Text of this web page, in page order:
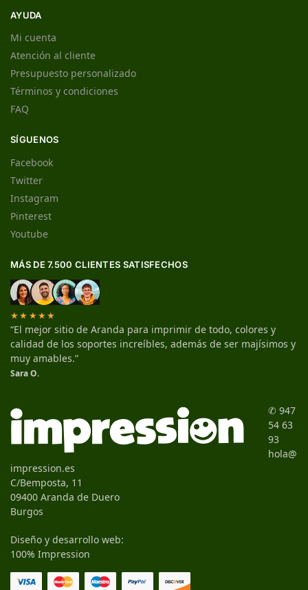
AYUDA
Mi cuenta
Atención al cliente
Presupuesto personalizado
Términos y condiciones
FAQ
SÍGUENOS
Facebook
Twitter
Instagram
Pinterest
Youtube
MÁS DE 7.500 CLIENTES SATISFECHOS
★★★★★
“El mejor sitio de Aranda para imprimir de todo, colores y
calidad de los soportes increíbles, además de ser majísimos y
muy amables.”
Sara O.
✆ 947
54 63
93
hola@
impression.es
C/Bemposta, 11
09400 Aranda de Duero
Burgos
Diseño y desarrollo web:
100% Impression